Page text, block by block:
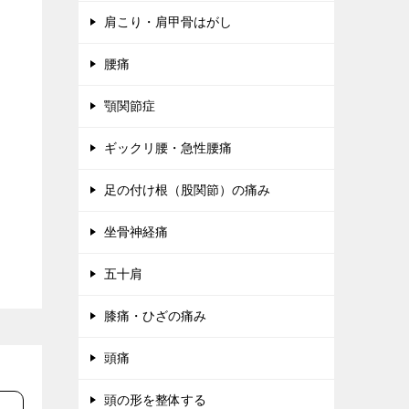
肩こり・肩甲骨はがし
腰痛
顎関節症
ギックリ腰・急性腰痛
足の付け根（股関節）の痛み
坐骨神経痛
五十肩
膝痛・ひざの痛み
頭痛
頭の形を整体する